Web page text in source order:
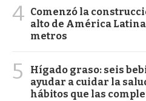
4 Comenzó la
alto de América
metros
5
Hígado graso: seis
ayudar a cuidar la
hábitos que las